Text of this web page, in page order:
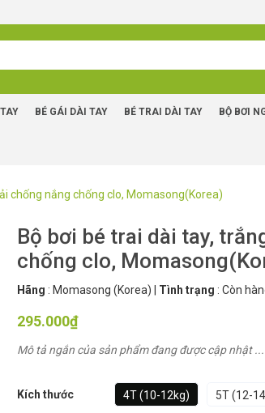
BÉ GÁI DÀI TAY BÉ TRAI DÀI TAY BỘ BƠI
chống nắng chống clo, Momasong(Korea)
Bộ bơi bé trai dài tay,
chống clo,
Hãng : Momasong (Korea) Tình trạng : Còn
295.000₫
Mô tả ngắn của sản phẩm đang được cập nhật ...
Kích thước 4T (10-12kg) 5T (12-